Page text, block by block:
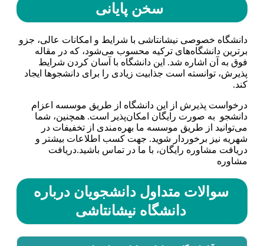
سخن پایانی
دانشگاه خصوصی نیشانتاشی با شرایط و امکانات عالی، جزو
برترین دانشگاه‌های ترکیه محسوب می‌شود، که در مقاله
فوق به آن اشاره شد. این دانشگاه با آسان کردن شرایط
پذیرش، توانسته است جذابیت زیادی را برای دانشجوها ایجاد
کند.
درخواست پذیرش از این دانشگاه از طریق موسسه اعزام
دانشجو به صورت رایگان امکان‌پذیر است. همچنین، شما
می‌توانید از طریق موسسه ما بهره‌مندی از تخفیفات در
شهریه نیز برخوردار شوید. جهت کسب اطلاعات بیشتر و
دریافت مشاوره رایگان، با ما در تماس باشید.دریافت
مشاوره
سوالات متداول دانشجویان درباره
دانشگاه نیشانتاشی